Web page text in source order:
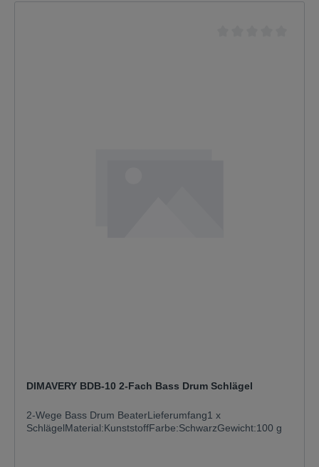
DIMAVERY BDB-10 2-Fach Bass Drum Schlägel
2-Wege Bass Drum BeaterLieferumfang1 x
SchlägelMaterial:KunststoffFarbe:SchwarzGewicht:100 g